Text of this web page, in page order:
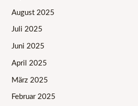
August 2025
Juli 2025
Juni 2025
April 2025
März 2025
Februar 2025